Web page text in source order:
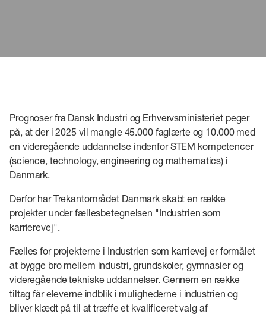
Prognoser fra Dansk Industri og Erhvervsministeriet peger
på, at der i 2025 vil mangle 45.000 faglærte og 10.000 med
en videregående uddannelse indenfor STEM kompetencer
(science, technology, engineering og mathematics) i
Danmark.
Derfor har Trekantområdet Danmark skabt en række
projekter under fællesbetegnelsen "Industrien som
karrierevej".
Fælles for projekterne i Industrien som karrievej er formålet
at bygge bro mellem industri, grundskoler, gymnasier og
videregående tekniske uddannelser. Gennem en række
tiltag får eleverne indblik i mulighederne i industrien og
bliver klædt på til at træffe et kvalificeret valg af